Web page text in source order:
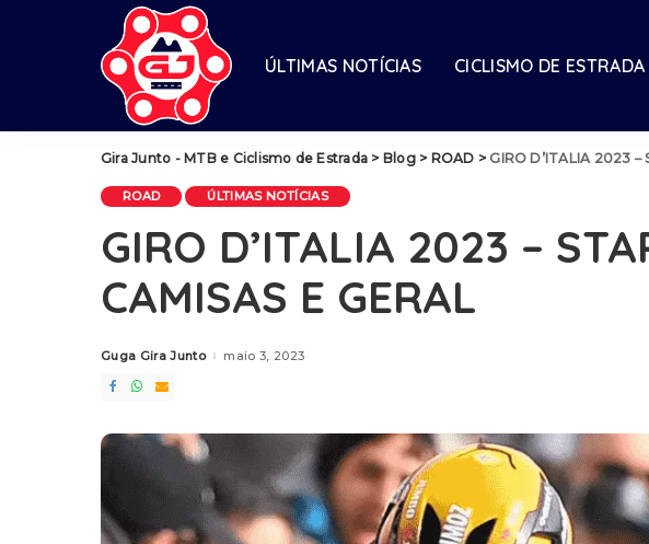
ÚLTIMAS NOTÍCIAS CICLISMO DE ESTRADA
Gira Junto - MTB e Ciclismo de Estrada > Blog> ROAD > GIRO D’ITALIA 2023 –
ROAD ÚLTIMAS NOTÍCIAS
GIRO D’ITALIA 2023 –
CAMISAS E GERAL
Guga Gira Junto maio 3, 2023